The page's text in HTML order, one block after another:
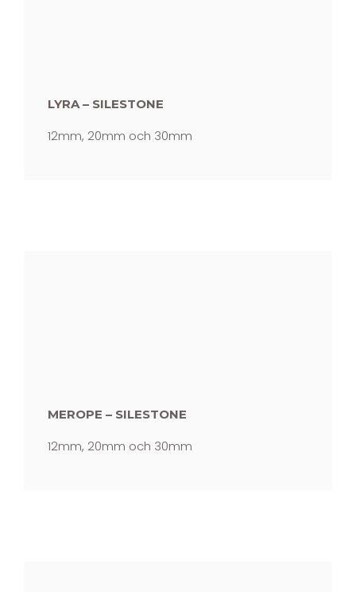
LYRA – SILESTONE
12mm, 20mm och 30mm
MEROPE – SILESTONE
12mm, 20mm och 30mm